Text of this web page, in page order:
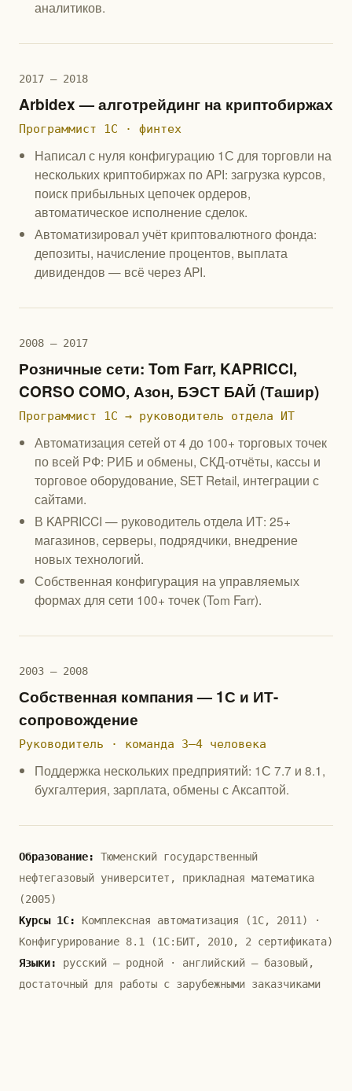
аналитиков.
2017 — 2018
Arbidex — алготрейдинг на криптобиржах
Программист 1С · финтех
Написал с нуля конфигурацию 1С для торговли на
нескольких криптобиржах по API: загрузка курсов,
поиск прибыльных цепочек ордеров,
автоматическое исполнение сделок.
Автоматизировал учёт криптовалютного фонда:
депозиты, начисление процентов, выплата
дивидендов — всё через API.
2008 — 2017
Розничные сети: Tom Farr, KAPRICCI,
CORSO COMO, Азон, БЭСТ БАЙ (Ташир)
Программист 1С → руководитель отдела ИТ
Автоматизация сетей от 4 до 100+ торговых точек
по всей РФ: РИБ и обмены, СКД-отчёты, кассы и
торговое оборудование, SET Retail, интеграции с
сайтами.
В KAPRICCI — руководитель отдела ИТ: 25+
магазинов, серверы, подрядчики, внедрение
новых технологий.
Собственная конфигурация на управляемых
формах для сети 100+ точек (Tom Farr).
2003 — 2008
Собственная компания — 1С и ИТ-
сопровождение
Руководитель · команда 3–4 человека
Поддержка нескольких предприятий: 1С 7.7 и 8.1,
бухгалтерия, зарплата, обмены с Аксаптой.
Образование:
Тюменский государственный
нефтегазовый университет, прикладная математика
(2005)
Курсы 1С:
Комплексная автоматизация (1С, 2011) ·
Конфигурирование 8.1 (1С:БИТ, 2010, 2 сертификата)
Языки:
русский — родной · английский — базовый,
достаточный для работы с зарубежными заказчиками